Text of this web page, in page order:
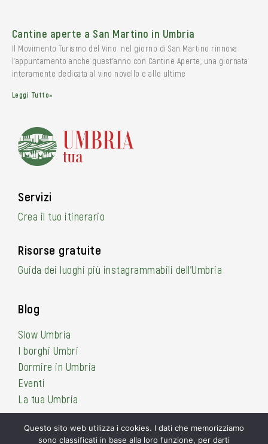
Cantine aperte a San Martino in Umbria
Il Movimento Turismo del Vino nel giorno di San Martino rinnova
l’appuntamento anche quest’anno con Cantine Aperte, una giornata
interamente dedicata al vino novello e alle ultime
Leggi Tutto»
Servizi
Crea il tuo itinerario
Risorse gratuite
Guida dei luoghi più instagrammabili dell’Umbria
Blog
Slow Umbria
I borghi Umbri
Dormire in Umbria
Eventi
La tua Umbria
Questo sito web utilizza i cookies. I dati che memorizziamo
sono classificati in base alla loro funzione, per darti